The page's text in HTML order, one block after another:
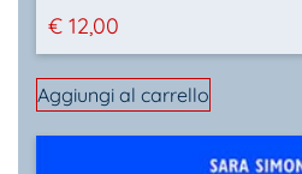
€ 12,00
Aggiungi al carrello